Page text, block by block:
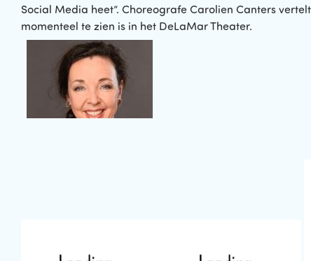
Social Media heet”. Choreografe Carolien Canters
momenteel te zien is in het DeLaMar Theater.